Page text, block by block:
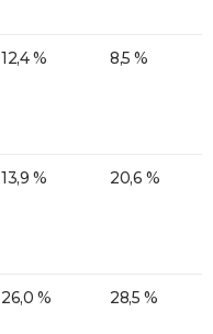
12,4 % 8,5 %
13,9 % 20,6 %
26,0 % 28,5 %